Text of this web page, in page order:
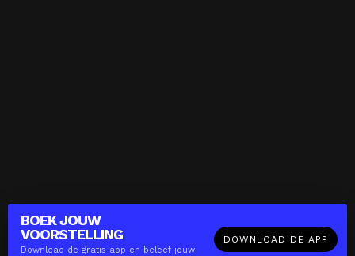
BOEK JOUW
VOORSTELLING
Download de gratis app en beleef jouw
DOWNLOAD DE APP